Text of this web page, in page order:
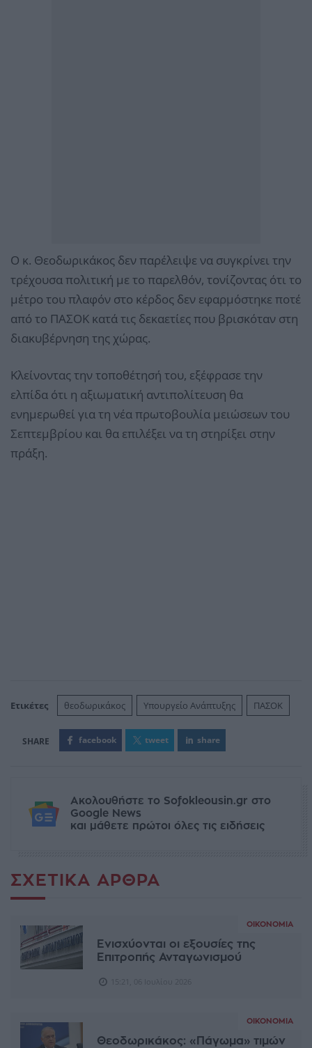
Ο κ. Θεοδωρικάκος δεν παρέλειψε να συγκρίνει την
τρέχουσα πολιτική με το παρελθόν, τονίζοντας ότι το
μέτρο του πλαφόν στο κέρδος δεν εφαρμόστηκε ποτέ
από το ΠΑΣΟΚ κατά τις δεκαετίες που βρισκόταν στη
διακυβέρνηση της χώρας.
Κλείνοντας την τοποθέτησή του, εξέφρασε την
ελπίδα ότι η αξιωματική αντιπολίτευση θα
ενημερωθεί για τη νέα πρωτοβουλία μειώσεων του
Σεπτεμβρίου και θα επιλέξει να τη στηρίξει στην
πράξη.
Ετικέτες θεοδωρικάκος Υπουργείο Ανάπτυξης ΠΑΣΟΚ
facebook tweet share
Ακολουθήστε το Sofokleousin.gr στο
Google News
και μάθετε πρώτοι όλες τις ειδήσεις
ΣΧΕΤΙΚΆ ΆΡΘΡΑ
ΟΙΚΟΝΟΜΊΑ
Ενισχύονται οι εξουσίες της
Επιτροπής Ανταγωνισμού
ΟΙΚΟΝΟΜΊΑ
Θεοδωρικάκος: «Πάγωμα» τιμών